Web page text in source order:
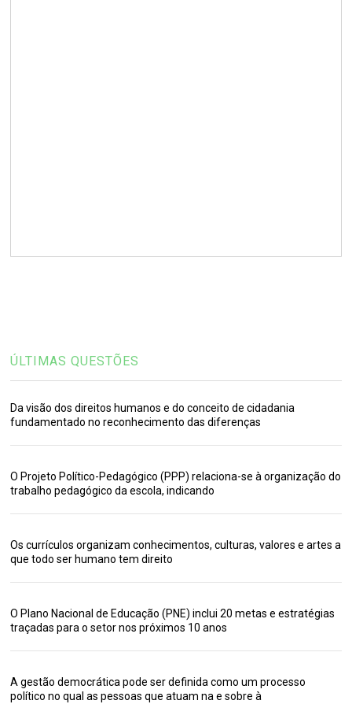
ÚLTIMAS QUESTÕES
Da visão dos direitos humanos e do conceito de cidadania
fundamentado no reconhecimento das diferenças
O Projeto Político-Pedagógico (PPP) relaciona-se à organização do
trabalho pedagógico da escola, indicando
Os currículos organizam conhecimentos, culturas, valores e artes a
que todo ser humano tem direito
O Plano Nacional de Educação (PNE) inclui 20 metas e estratégias
traçadas para o setor nos próximos 10 anos
A gestão democrática pode ser definida como um processo
político no qual as pessoas que atuam na e sobre à